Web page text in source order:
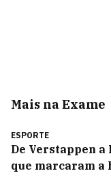
Mais na Exame
ESPORTE
De Verstappen a
que marcaram a